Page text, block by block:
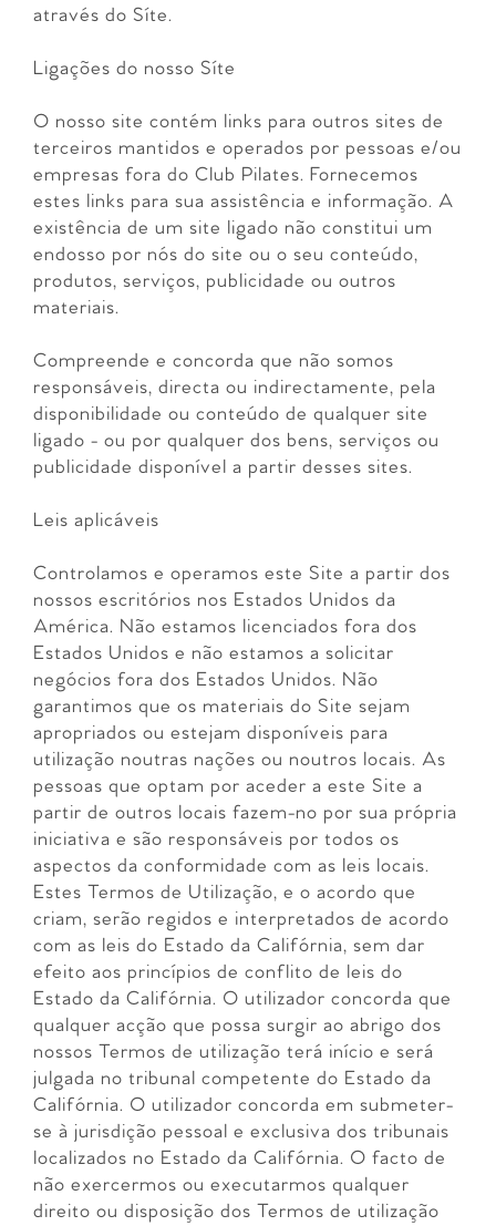
através do Síte.
Ligações do nosso Síte
O nosso site contém links para outros sites de
terceiros mantidos e operados por pessoas e/ou
empresas fora do Club Pilates. Fornecemos
estes links para sua assistência e informação. A
existência de um site ligado não constitui um
endosso por nós do site ou o seu conteúdo,
produtos, serviços, publicidade ou outros
materiais.
Compreende e concorda que não somos
responsáveis, directa ou indirectamente, pela
disponibilidade ou conteúdo de qualquer site
ligado - ou por qualquer dos bens, serviços ou
publicidade disponível a partir desses sites.
Leis aplicáveis
Controlamos e operamos este Site a partir dos
nossos escritórios nos Estados Unidos da
América. Não estamos licenciados fora dos
Estados Unidos e não estamos a solicitar
negócios fora dos Estados Unidos. Não
garantimos que os materiais do Site sejam
apropriados ou estejam disponíveis para
utilização noutras nações ou noutros locais. As
pessoas que optam por aceder a este Site a
partir de outros locais fazem-no por sua própria
iniciativa e são responsáveis por todos os
aspectos da conformidade com as leis locais.
Estes Termos de Utilização, e o acordo que
criam, serão regidos e interpretados de acordo
com as leis do Estado da Califórnia, sem dar
efeito aos princípios de conflito de leis do
Estado da Califórnia. O utilizador concorda que
qualquer acção que possa surgir ao abrigo dos
nossos Termos de utilização terá início e será
julgada no tribunal competente do Estado da
Califórnia. O utilizador concorda em submeter-
se à jurisdição pessoal e exclusiva dos tribunais
localizados no Estado da Califórnia. O facto de
não exercermos ou executarmos qualquer
direito ou disposição dos Termos de utilização